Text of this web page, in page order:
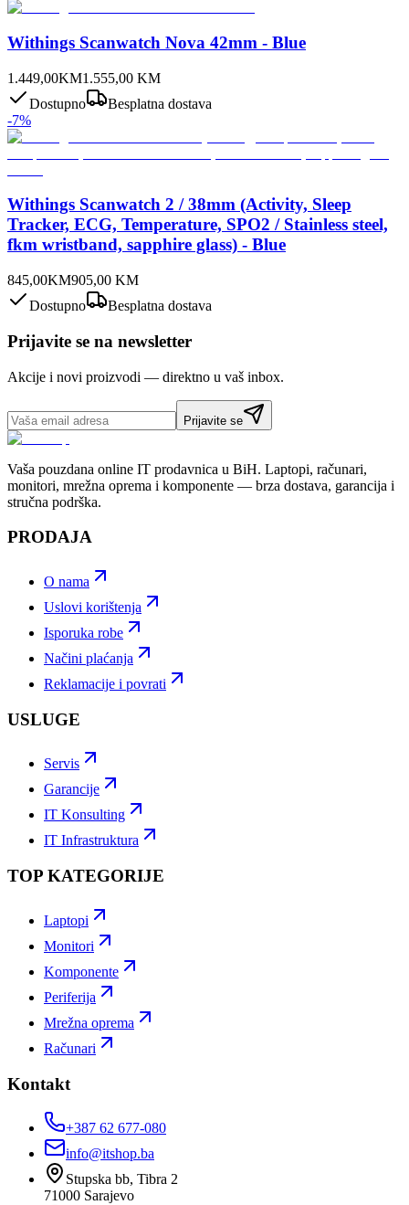
Withings Scanwatch Nova 42mm - Blue
1.449,00KM1.555,00 KM
Dostupno
Besplatna dostava
-7%
Withings Scanwatch 2 / 38mm (Activity, Sleep
Tracker, ECG, Temperature, SPO2 / Stainless steel,
fkm wristband, sapphire glass) - Blue
845,00KM905,00 KM
Dostupno
Besplatna dostava
Prijavite se na newsletter
Akcije i novi proizvodi — direktno u vaš inbox.
Prijavite se
Vaša pouzdana online IT prodavnica u BiH. Laptopi, računari,
monitori, mrežna oprema i komponente — brza dostava, garancija i
stručna podrška.
PRODAJA
O nama
Uslovi korištenja
Isporuka robe
Načini plaćanja
Reklamacije i povrati
USLUGE
Servis
Garancije
IT Konsulting
IT Infrastruktura
TOP KATEGORIJE
Laptopi
Monitori
Komponente
Periferija
Mrežna oprema
Računari
Kontakt
+387 62 677-080
info@itshop.ba
Stupska bb, Tibra 2
71000 Sarajevo